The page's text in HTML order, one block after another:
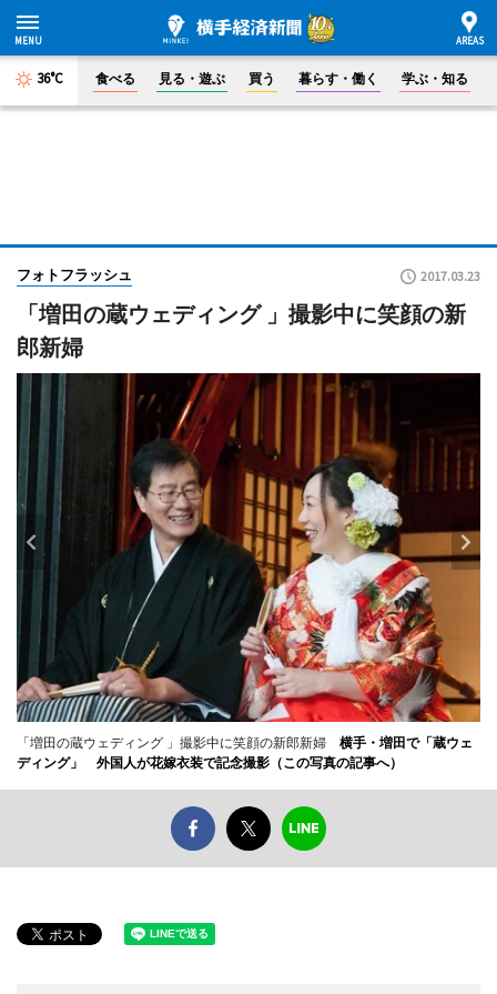
36°C 食べる 見る・遊ぶ 買う 暮らす・働く 学ぶ・知る
フォトフラッシュ 2017.03.23
「増田の蔵ウェディング 」撮影中に笑顔の新
郎新婦
「増田の蔵ウェディング 」撮影中に笑顔の新郎新婦 横手・増田で「蔵ウェ
ディング」 外国人が花嫁衣装で記念撮影（この写真の記事へ）